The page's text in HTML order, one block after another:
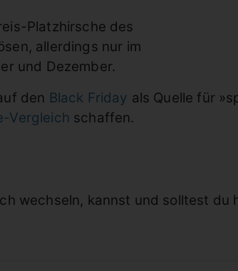
Platzhirsche des
allerdings nur im
und Dezember.
den Black Friday als Quelle für
Vergleich schaffen.
wechseln, kannst und solltest du